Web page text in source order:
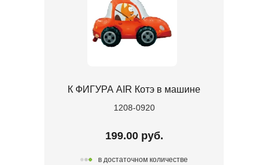
К ФИГУРА AIR Котэ в машине
1208-0920
199.00 руб.
в достаточном количестве